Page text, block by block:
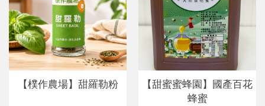
【樸作農場】甜羅勒粉
【甜蜜蜜蜂園】國產百花
蜂蜜